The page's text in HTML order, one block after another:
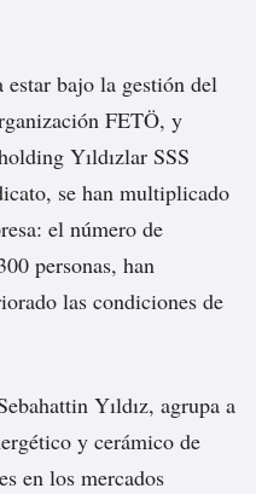
bajo la gestión del
FETÖ, y
Yıldızlar SSS
se han multiplicado
el número de
personas, han
las condiciones de
Yıldız, agrupa a
y cerámico de
en los mercados